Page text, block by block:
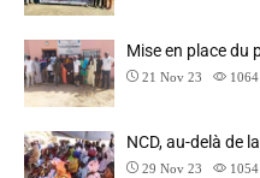
Mise en place du
21 Nov 23 1064
NCD, au-delà de
29 Nov 23 1054